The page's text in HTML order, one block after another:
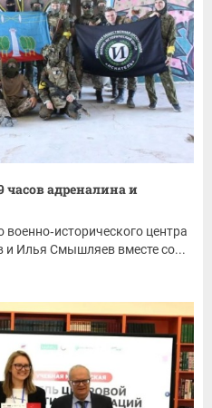
часов адреналина и
центра
и Илья Смышляев вместе со...